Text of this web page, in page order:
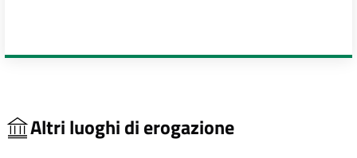
Altri luoghi di erogazione